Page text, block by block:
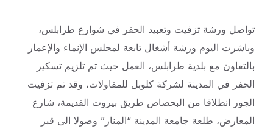
تواصل ورشة تزفيت وتعبيد الحفر في شوارع طرابلس،
وباشرت اليوم ورشة أشغال تابعة لمجلس الإنماء والإعمار
بالتعاون مع بلدية طرابلس، العمل حيث تم تلزيم تسكير
الحفر في المدينة لشركة كلوبل للمقاولات، وقد تم تزفيت
الجور انطلاقا من البحصاص طريق بيروت القديمة، شارع
المعارض، طلعة جامعة المدينة “المنار” وصولا الى قبر